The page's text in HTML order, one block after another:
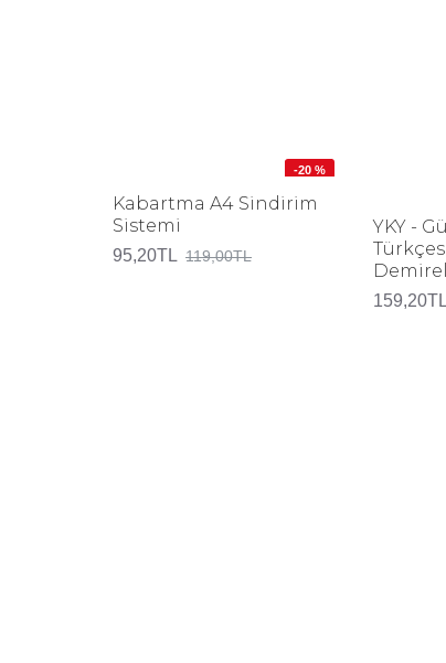
-20 %
Kabartma A4 Sindirim
Sistemi
95,20TL 119,00TL
YKY -
Demirel
159,20TL